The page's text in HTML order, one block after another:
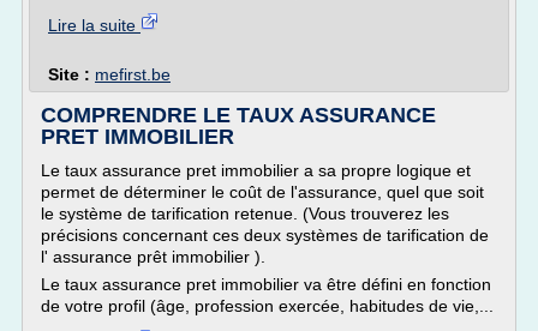
Lire la suite
Site : mefirst.be
COMPRENDRE LE TAUX ASSURANCE
PRET IMMOBILIER
Le taux assurance pret immobilier a sa propre logique et
permet de déterminer le coût de l'assurance, quel que soit
le système de tarification retenue. (Vous trouverez les
précisions concernant ces deux systèmes de tarification de
l' assurance prêt immobilier ).
Le taux assurance pret immobilier va être défini en fonction
de votre profil (âge, profession exercée, habitudes de vie,...